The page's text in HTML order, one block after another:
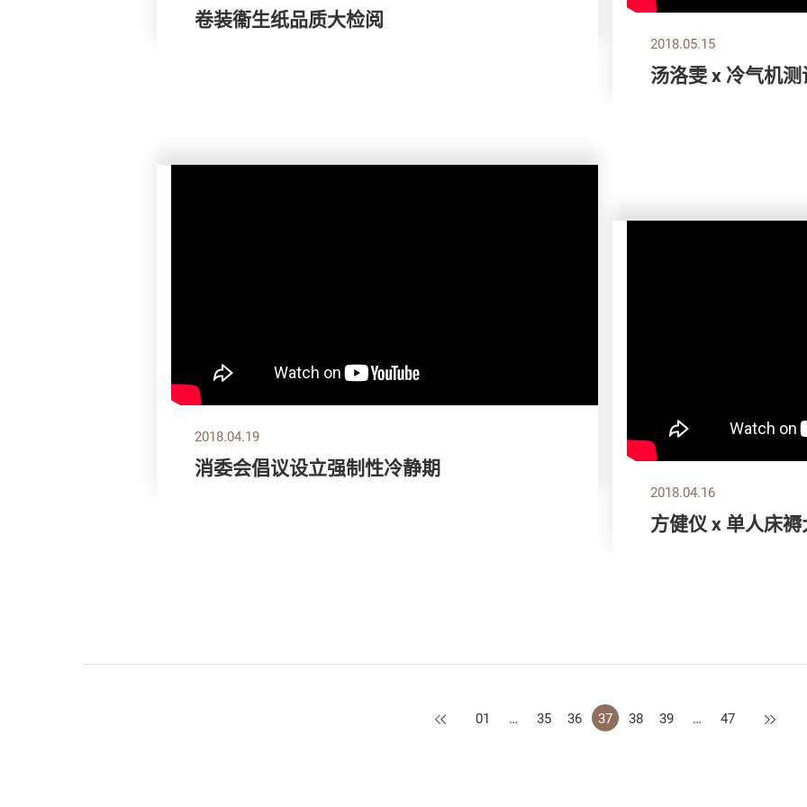
卷装衞生纸品质大检阅
2018.05.15
汤洛雯 x 冷气机测
2018.04.19
消委会倡议设立强制性冷静期
2018.04.16
方健仪 x 单人床
上一页
01 … 35 36 37 38 39 … 47 下一页